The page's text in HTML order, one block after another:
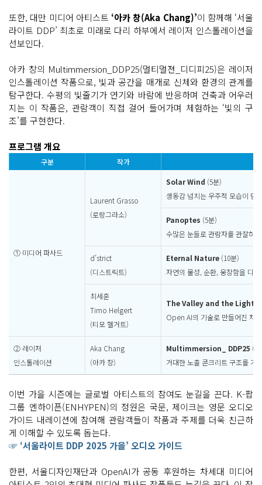
또한, 대만 미디어 아티스트 ‘아카 창(Aka Chang)’이 함께해 ‘서울
라이트 DDP’ 최초로 미래로 다리 하부에서 레이저 인스톨레이션을
선보인다.
아카 창의 Multimmersion_DDP25(멀티멀젼_디디피25)은 레이저
인스톨레이션 작품으로, 빛과 공간을 매개로 신체와 환경의 관계를
탐구한다. 수평의 빛줄기가 연기와 바람에 반응하며 건축과 어우러
지는 이 작품은, 관람객이 직접 걸어 들어가며 체험하는 ‘빛의 구
조’를 구현한다.
프로그램 개요
구분 작가
① 미디어 파사드
Laurent Grasso
(로랑그라소)
Solar Wind (5분)
생동감 넘치는 우주적 모습이 담
Panoptes (5분)
수많은 눈들로 관람자를 관찰하
d’strict
(디스트릭트)
Eternal Nature (10분)
자연의 물성, 순환, 웅장함을 디
최세훈
Timo Helgert
(티모 헬거트)
The Valley and the Light,
Open AI의 기술로 만들어진 차
② 레이저
인스톨레이션
Aka Chang
(아카 창)
Multimmersion_ DDP25 (5
거대한 노출 콘크리트 구조를 가
이번 가을 시즌에는 글로벌 아티스트의 참여도 눈길을 끈다. K-팝
그룹 엔하이픈(ENHYPEN)의 정원은 국문, 제이크는 영문 오디오
가이드 내레이션에 참여해 관람객들이 작품과 주제를 더욱 친근하
게 이해할 수 있도록 돕는다.
☞ ‘서울라이트 DDP 2025 가을’ 오디오 가이드
한편, 서울디자인재단과 OpenAI가 공동 후원하는 차세대 미디어